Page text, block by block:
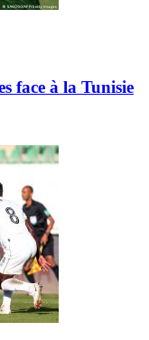
face à la Tunisie